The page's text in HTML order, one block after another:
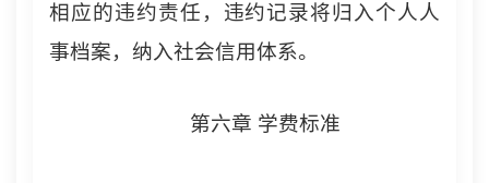
相应的违约责任，违约记录将归入个人人
事档案，纳入社会信用体系。
第六章 学费标准